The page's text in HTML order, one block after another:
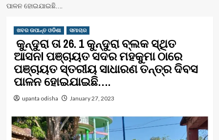
ପାଳନ ହୋଇଯାଇଛି….
ଖବର ଉପାନ୍ତ ଓଡିଶା ସମାଚାର
କୁନ୍ଦୁରା ତା 26. 1 କୁନ୍ଦୁରା ବ୍ଲକ ସ୍ଥିତ
ଆସନl ପଞ୍ଚାୟତ ସଦର ମହକୁମା ଠାରେ
ପଞ୍ଚାୟତ ସ୍ତରୀୟ ସାଧାରଣ ତନ୍ତ୍ର ଦିବସ
ପାଳନ ହୋଇଯାଇଛି….
upanta odisha January 27, 2023